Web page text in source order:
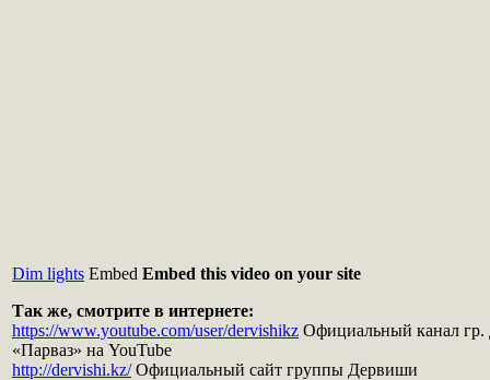
Dim lights Embed Embed this video on your site
Так же, смотрите в интернете:
https://www.youtube.com/user/dervishikz Официальный канал
«Парваз» на YouTube
http://dervishi.kz/Официальный сайт группы Дервиши